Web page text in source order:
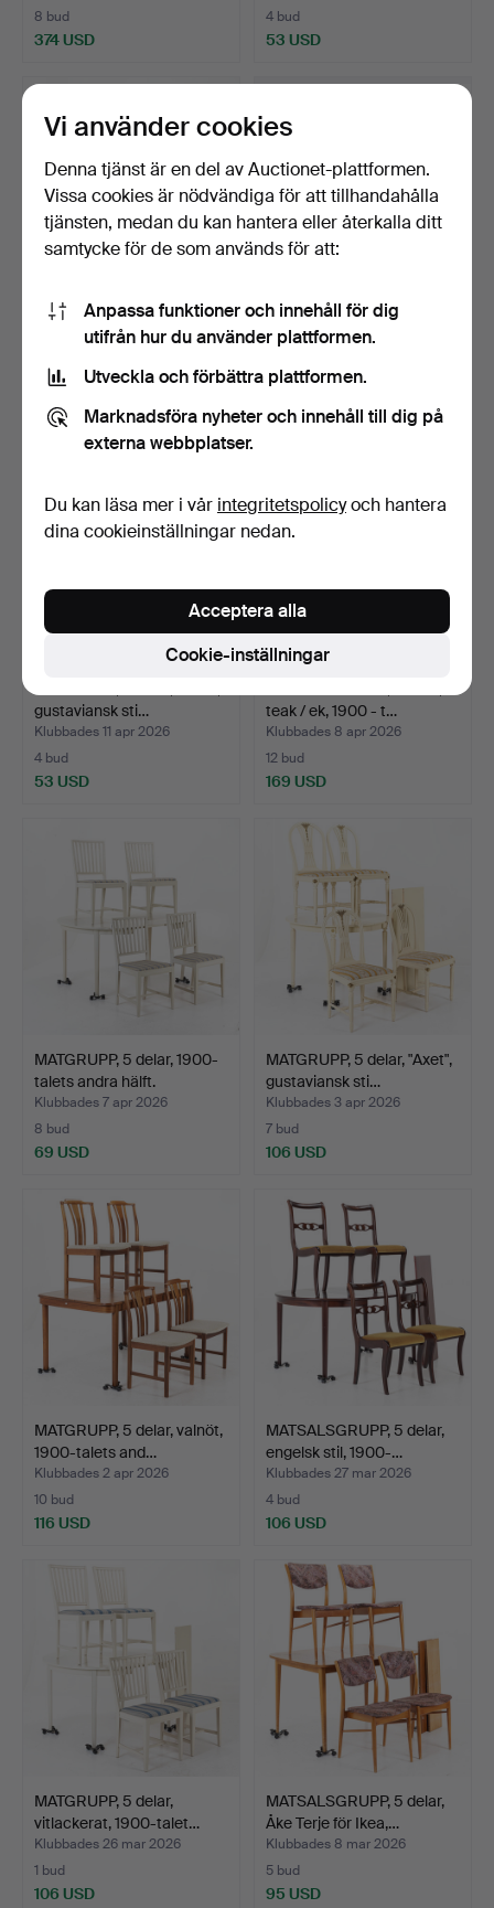
8 bud
374 USD
4 bud
53 USD
CARL MALMSTEN.
Matgrupp, 7 delar,
11 bud
631 USD
SVANTE SKOGH.
Matgrupp, 7 delar, valnöt, "…
18 bud
526 USD
gustaviansk sti…
Klubbades 11 apr 2026
4 bud
53 USD
teak / ek, 1900 - t…
Klubbades 8 apr 2026
12 bud
169 USD
MATGRUPP, 5 delar, 1900-
talets andra hälft.
Klubbades 7 apr 2026
8 bud
69 USD
MATGRUPP, 5 delar, "Axet",
gustaviansk sti…
Klubbades 3 apr 2026
7 bud
106 USD
MATGRUPP, 5 delar, valnöt,
1900-talets and…
Klubbades 2 apr 2026
10 bud
116 USD
MATSALSGRUPP, 5 delar,
engelsk stil, 1900-…
Klubbades 27 mar 2026
4 bud
106 USD
MATGRUPP, 5 delar,
vitlackerat, 1900-talet…
Klubbades 26 mar 2026
1 bud
106 USD
MATSALSGRUPP, 5 delar,
Åke Terje för Ikea,…
Klubbades 8 mar 2026
5 bud
95 USD
Vi använder cookies
Denna tjänst är en del av Auctionet-plattformen.
Vissa cookies är nödvändiga för att tillhandahålla
tjänsten, medan du kan hantera eller återkalla ditt
samtycke för de som används för att:
Anpassa funktioner och innehåll för dig
utifrån hur du använder plattformen.
Utveckla och förbättra plattformen.
Marknadsföra nyheter och innehåll till dig på
externa webbplatser.
Du kan läsa mer i vår integritetspolicyoch hantera
dina cookieinställningar nedan.
Cookie-inställningar
Acceptera alla